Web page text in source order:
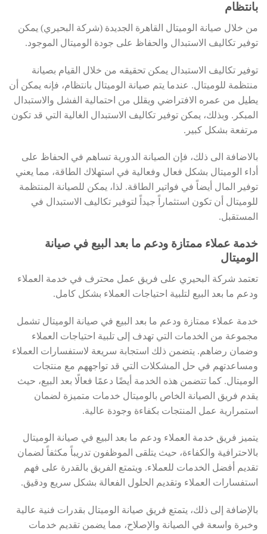
بانتظام
من خلال صيانة الوميتال القاهرة الجديدة (شركة البحيري) يمكن
توفير تكاليف الاستبدال والحفاظ على جودة الوميتال الموجود.
توفير تكاليف الاستبدال يمكن تحقيقه من خلال القيام بصيانة
منتظمة للوميتال. عندما يتم صيانة الوميتال بانتظام، فإنه يمكن أن
يطيل من عمره الافتراضي ويقلل من احتمالية الفشل والاستبدال
المبكر. وبذلك، يمكن توفير تكاليف الاستبدال الغالية التي قد تكون
مرتفعة بشكل كبير.
بالاضافة الى ذلك، فإن الصيانة الدورية تساهم في الحفاظ على
أداء الوميتال بشكل فعال وفعالية في استهلاك الطاقة، مما يعني
توفير المال أيضاً في فواتير الطاقة. لذا، يمكن للصيانة المنتظمة
للوميتال أن تكون استثماراً جيداً لتوفير تكاليف الاستبدال في
المستقبل.
خدمة عملاء ممتازة ودعم ما بعد البيع في صيانة
الوميتال
تعتمد شركة البحيري على فريق عمل محترف في خدمة العملاء
ودعم ما بعد البيع لتلبية احتياجات العملاء بشكل كامل.
خدمة عملاء ممتازة ودعم ما بعد البيع في صيانة الوميتال تشمل
مجموعة من الخدمات التي تهدف إلى تلبية احتياجات العملاء
وضمان رضاهم. يتضمن ذلك استجابة سريعة لاستفسارات العملاء
ومساعدتهم في حل المشكلات التي قد تواجههم مع منتجات
الوميتال. كما تتضمن هذه الخدمة أيضًا دعمًا فعالًا بعد البيع، حيث
يقدم فريق الصيانة الخاص بالوميتال خدمات متميزة لضمان
استمرارية عمل المنتجات بكفاءة وجودة عالية.
يتميز فريق خدمة العملاء ودعم ما بعد البيع في صيانة الوميتال
بالاحترافية والكفاءة، حيث يتلقى الموظفون تدريباً مكثفاً لضمان
تقديم أفضل الخدمات للعملاء. ويتمتع الفريق بالقدرة على فهم
استفسارات العملاء وتقديم الحلول الفعالة بشكل سريع ودقيق.
بالإضافة إلى ذلك، يتمتع فريق صيانة الوميتال بقدرات فنية عالية
وخبرة واسعة في الصيانة والإصلاح، مما يضمن تقديم خدمات